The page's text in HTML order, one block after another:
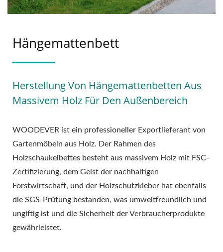
Hängemattenbett
Herstellung Von Hängemattenbetten Aus
Massivem Holz Für Den Außenbereich
WOODEVER ist ein professioneller Exportlieferant von
Gartenmöbeln aus Holz. Der Rahmen des
Holzschaukelbettes besteht aus massivem Holz mit FSC-
Zertifizierung, dem Geist der nachhaltigen
Forstwirtschaft, und der Holzschutzkleber hat ebenfalls
die SGS-Prüfung bestanden, was umweltfreundlich und
ungiftig ist und die Sicherheit der Verbraucherprodukte
gewährleistet.